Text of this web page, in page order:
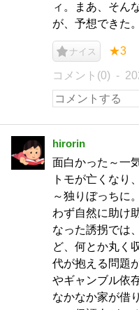
ィ。まあ、そん
が、予想できた。
ナイス ★3
コメント(0)
hirorin
面白かった～一
トモが亡くなり
～独りぼっちに
わず自然に助け
なった誘拐では
ど、何とか丸く
代が抱える問題
やギャンブル依
なかなか家が借